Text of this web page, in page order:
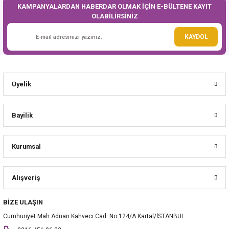
KAMPANYALARDAN HABERDAR OLMAK İÇİN E-BÜLTENE KAYIT
OLABİLİRSİNİZ
KAYDOL
Üyelik
Bayilik
Kurumsal
Alışveriş
BİZE ULAŞIN
Cumhuriyet Mah.Adnan Kahveci Cad..No:124/A Kartal/İSTANBUL